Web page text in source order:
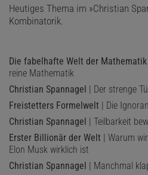
Heutiges Thema im »Christian
Kombinatorik.
Die fabelhafte Welt der Mathematik
reine Mathematik
Christian Spannagel | Der strenge
Freistetters Formelwelt | Die
Christian Spannagel | Teilbarkeit
Erster Billionär der Welt | Warum
Elon Musk wirklich ist
Christian Spannagel | Manchmal